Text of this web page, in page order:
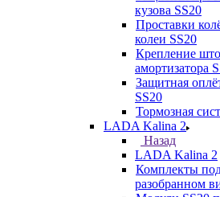
кузова SS20
Проставки
колеи SS20
Крепление
амортизатора
Защитная
SS20
Тормозная
LADA Kalina 2
Назад
LADA Kalina 2
Комплекты
разобранном